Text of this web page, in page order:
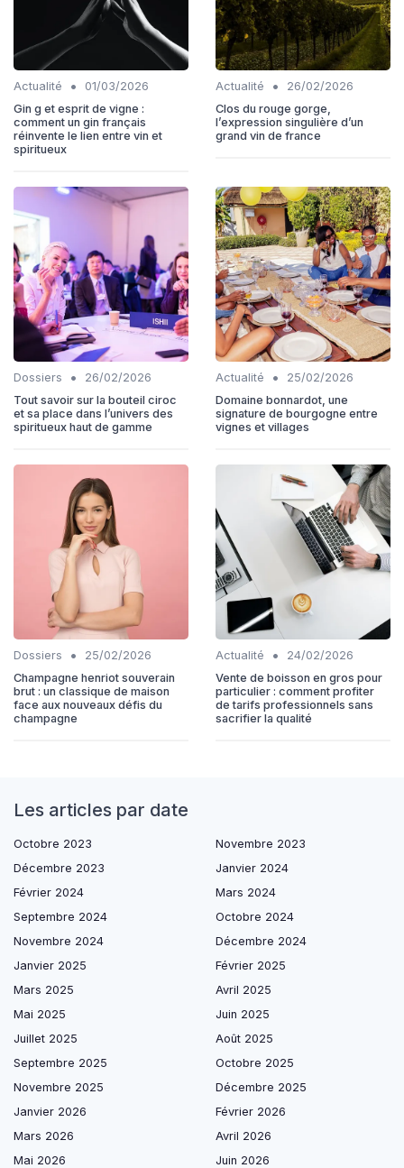
Actualité •
01/03/2026
Gin g et esprit de vigne :
comment un gin français
réinvente le lien entre vin et
spiritueux
Actualité •
26/02/2026
Clos du rouge gorge,
l’expression singulière d’un
grand vin de france
Dossiers •
26/02/2026
Tout savoir sur la bouteil ciroc
et sa place dans l’univers des
spiritueux haut de gamme
Actualité •
25/02/2026
Domaine bonnardot, une
signature de bourgogne entre
vignes et villages
Dossiers •
25/02/2026
Champagne henriot souverain
brut : un classique de maison
face aux nouveaux défis du
champagne
Actualité •
24/02/2026
Vente de boisson en gros pour
particulier : comment profiter
de tarifs professionnels sans
sacrifier la qualité
Les articles par date
Octobre 2023
Novembre 2023
Décembre 2023
Janvier 2024
Février 2024
Mars 2024
Septembre 2024
Octobre 2024
Novembre 2024
Décembre 2024
Janvier 2025
Février 2025
Mars 2025
Avril 2025
Mai 2025
Juin 2025
Juillet 2025
Août 2025
Septembre 2025
Octobre 2025
Novembre 2025
Décembre 2025
Janvier 2026
Février 2026
Mars 2026
Avril 2026
Mai 2026
Juin 2026